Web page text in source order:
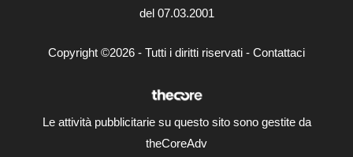
del 07.03.2001
Copyright ©2026 - Tutti i diritti riservati - Contattaci
Le attività pubblicitarie su questo sito sono gestite da
theCoreAdv